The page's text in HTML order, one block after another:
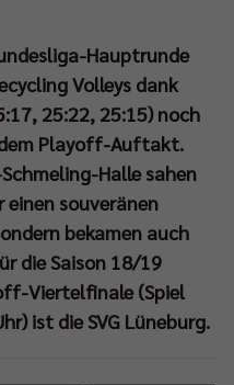
Hauptrunde
Volleys dank
25:22, 25:15) noch
Playoff-Auftakt.
Halle sahen
souveränen
bekamen auch
die Saison 18/19
Viertelfinale (Spiel
ist die SVG Lüneburg.